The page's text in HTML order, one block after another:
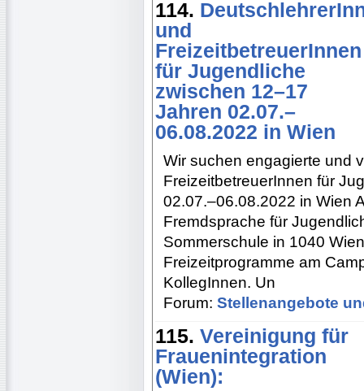
114.
und
FreizeitbetreuerInnen
für Jugendliche
zwischen 12–17
Jahren 02.07.–
06.08.2022 in Wien
Wir suchen engagierte und
FreizeitbetreuerInnen für
02.07.–06.08.2022 in Wien
Fremdsprache für
Sommerschule in 1040
Freizeitprogramme am
KollegInnen. Un
Forum: Stellenangebote
115. Vereinigung für
Frauenintegration
(Wien):